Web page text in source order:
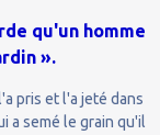
qu'un homme
».
pris et l'a jeté dans
a semé le grain qu'il